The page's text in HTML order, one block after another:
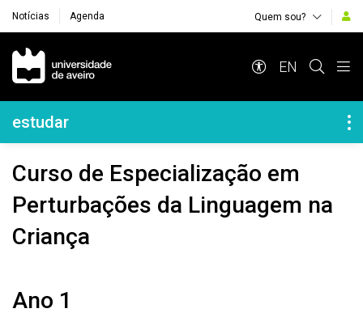
Notícias Agenda Quem sou?
Navegação Principal
EN
Navegação Lateral
estudar
Curso de Especialização em
Perturbações da Linguagem na
Criança
Ano 1